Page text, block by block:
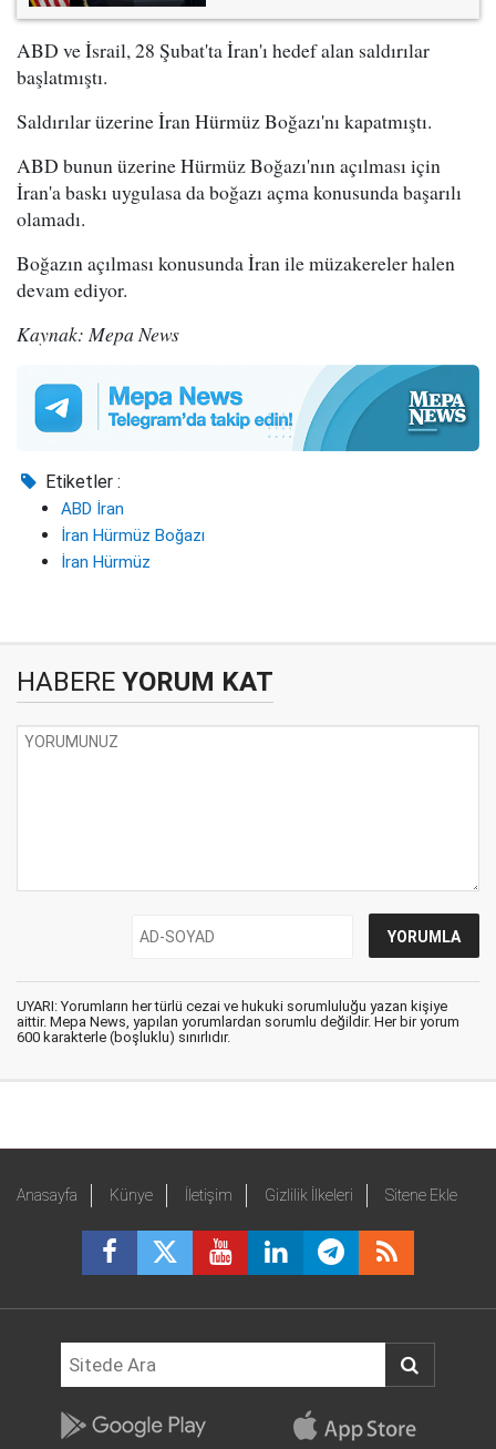
ABD ve İsrail, 28 Şubat'ta İran'ı hedef alan saldırılar
başlatmıştı.
Saldırılar üzerine İran Hürmüz Boğazı'nı kapatmıştı.
ABD bunun üzerine Hürmüz Boğazı'nın açılması için
İran'a baskı uygulasa da boğazı açma konusunda başarılı
olamadı.
Boğazın açılması konusunda İran ile müzakereler halen
devam ediyor.
Kaynak: Mepa News
Etiketler :
ABD İran
İran Hürmüz Boğazı
İran Hürmüz
HABERE YORUM KAT
UYARI: Yorumların her türlü cezai ve hukuki sorumluluğu yazan kişiye
aittir. Mepa News, yapılan yorumlardan sorumlu değildir. Her bir yorum
600 karakterle (boşluklu) sınırlıdır.
Anasayfa Künye İletişim Gizlilik İlkeleri Sitene Ekle